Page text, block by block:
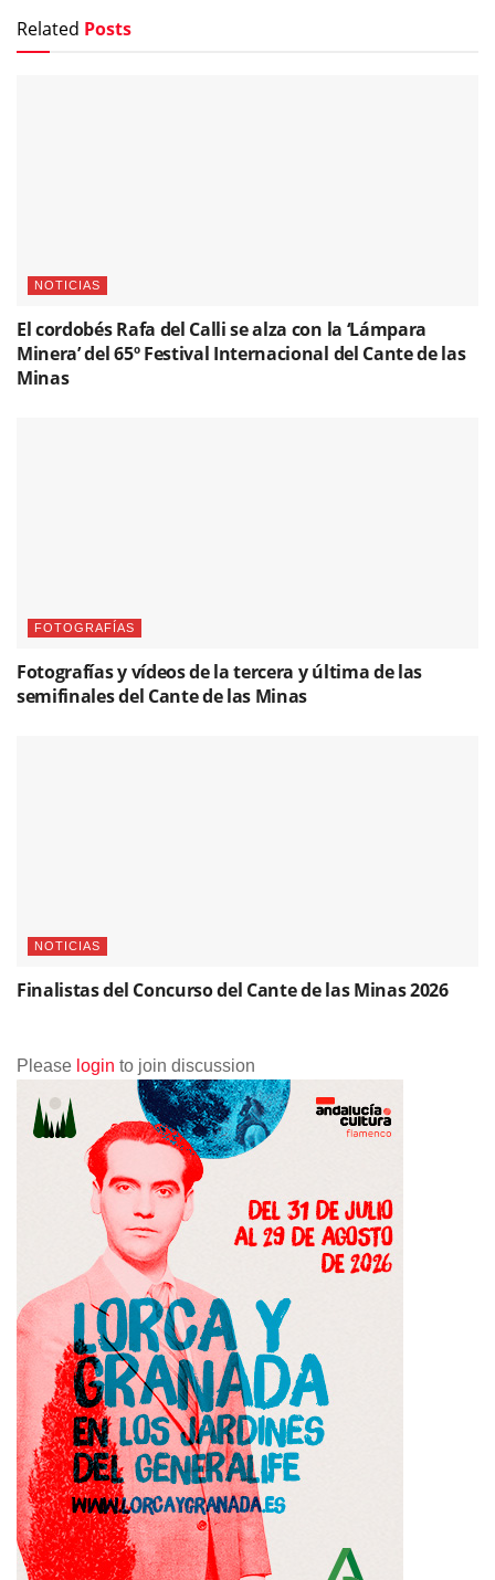
Related Posts
NOTICIAS
El cordobés Rafa del Calli se alza con la ‘Lámpara
Minera’ del 65º Festival Internacional del Cante de las
Minas
FOTOGRAFÍAS
Fotografías y vídeos de la tercera y última de las
semifinales del Cante de las Minas
NOTICIAS
Finalistas del Concurso del Cante de las Minas 2026
Please login to join discussion